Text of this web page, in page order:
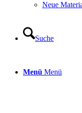
Neue
Suche
Menü Menü